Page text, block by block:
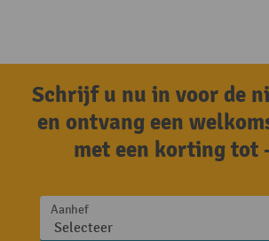
Schrijf u nu in voor de
en ontvang een
met een korting tot
Aanhef